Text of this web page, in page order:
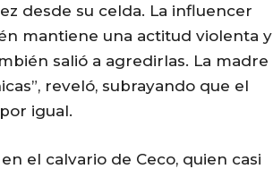
desde su celda. La influencer
mantiene una actitud violenta y
salió a agredirlas. La madre
reveló, subrayando que el
igual.
el calvario de Ceco, quien casi